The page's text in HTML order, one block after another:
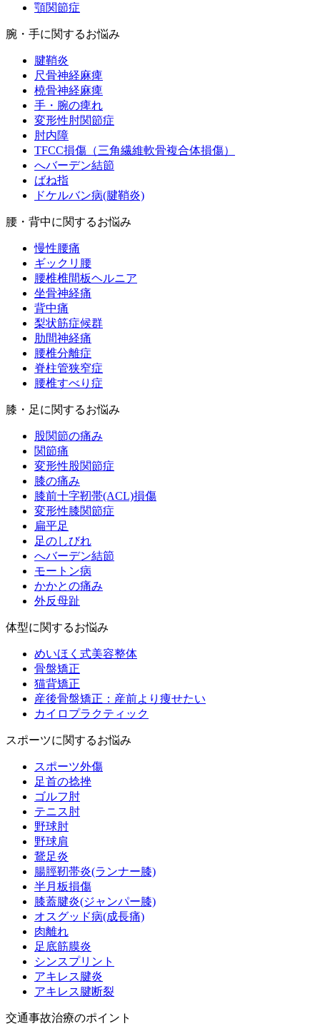
顎関節症
腕・手に関するお悩み
腱鞘炎
尺骨神経麻痺
橈骨神経麻痺
手・腕の痺れ
変形性肘関節症
肘内障
TFCC損傷（三角繊維軟骨複合体損傷）
へバーデン結節
ばね指
ドケルバン病(腱鞘炎)
腰・背中に関するお悩み
慢性腰痛
ギックリ腰
腰椎椎間板ヘルニア
坐骨神経痛
背中痛
梨状筋症候群
肋間神経痛
腰椎分離症
脊柱管狭窄症
腰椎すべり症
膝・足に関するお悩み
股関節の痛み
関節痛
変形性股関節症
膝の痛み
膝前十字靭帯(ACL)損傷
変形性膝関節症
扁平足
足のしびれ
へバーデン結節
モートン病
かかとの痛み
外反母趾
体型に関するお悩み
めいほく式美容整体
骨盤矯正
猫背矯正
産後骨盤矯正：産前より痩せたい
カイロプラクティック
スポーツに関するお悩み
スポーツ外傷
足首の捻挫
ゴルフ肘
テニス肘
野球肘
野球肩
鵞足炎
腸脛靭帯炎(ランナー膝)
半月板損傷
膝蓋腱炎(ジャンパー膝)
オスグッド病(成長痛)
肉離れ
足底筋膜炎
シンスプリント
アキレス腱炎
アキレス腱断裂
交通事故治療のポイント